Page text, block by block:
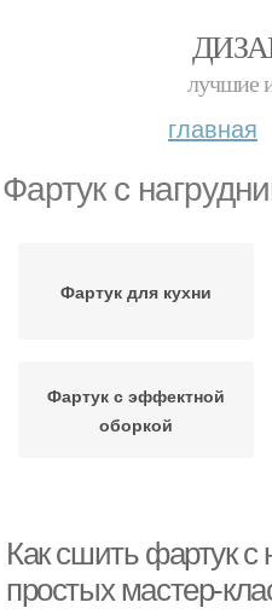
лучшие
главная
Фартук с
Фартук для кухни
Фартук с эффектной
оборкой
Как сшить фартук с
простых мастер-